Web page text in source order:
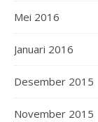
Mei 2016
Januari 2016
Desember 2015
November 2015